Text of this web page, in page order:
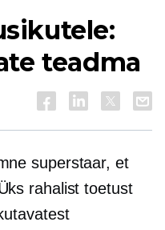
teadma
superstaar, et
rahalist toetust